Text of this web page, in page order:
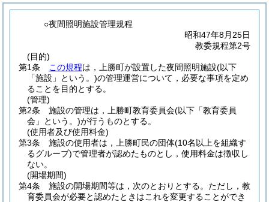
○夜間照明施設管理規程
昭和47年8月25日
教委規程第2号
(目的)
第1条
この規程は，上勝町が設置した夜間照明施設(以下
「施設」という。)の管理運営について，必要な事項を定め
ることを目的とする。
(管理)
第2条
施設の管理は，上勝町教育委員会(以下「教育委員
会」という。)が行うものとする。
(使用者及び使用料金)
第3条
施設の使用者は，上勝町民の団体(10名以上を組織す
るグループ)で管理者が認めたものとし，使用料金は徴収し
ない。
(開場期間)
第4条
施設の開場期間等は，次のとおりとする。 ただし，教
育委員会が必要と認めたときはこれを変更することができ